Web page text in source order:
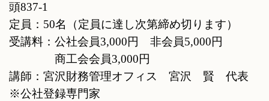
頭837-1
定員： 50名（定員に達し次第締め切ります）
受講料：公社会員3,000円 非会員5,000円
商工会会員3,000円
講師：宮沢財務管理オフィス 宮沢 賢 代表
※公社登録専門家